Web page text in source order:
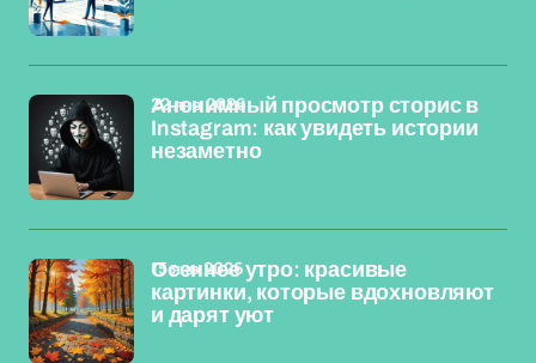
Анонимный просмотр сторис в
Instagram: как увидеть истории
незаметно
22 янв 2026
Осеннее утро: красивые
картинки, которые вдохновляют
и дарят уют
15 янв 2026